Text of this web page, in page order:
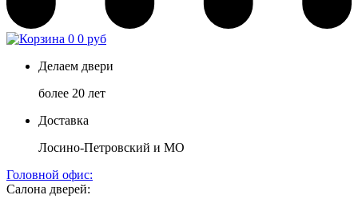
0 0 руб
Делаем двери
более 20 лет
Доставка
Лосино-Петровский и МО
Головной офис:
Салона дверей: